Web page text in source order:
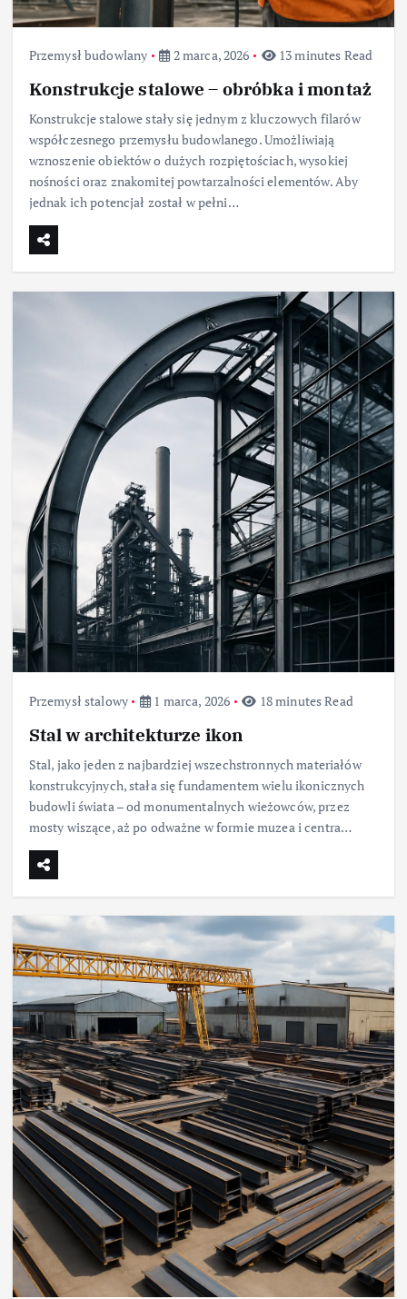
Przemysł budowlany 2 marca, 2026 13 minutes Read
Konstrukcje stalowe – obróbka i montaż
Konstrukcje stalowe stały się jednym z kluczowych filarów
współczesnego przemysłu budowlanego. Umożliwiają
wznoszenie obiektów o dużych rozpiętościach, wysokiej
nośności oraz znakomitej powtarzalności elementów. Aby
jednak ich potencjał został w pełni…
Przemysł stalowy 1 marca, 2026 18 minutes Read
Stal w architekturze ikon
Stal, jako jeden z najbardziej wszechstronnych materiałów
konstrukcyjnych, stała się fundamentem wielu ikonicznych
budowli świata – od monumentalnych wieżowców, przez
mosty wiszące, aż po odważne w formie muzea i centra…